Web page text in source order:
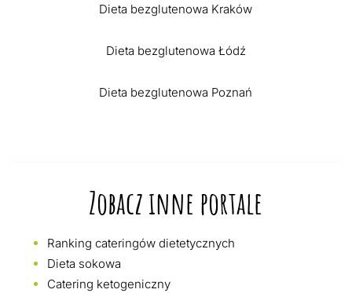
Dieta bezglutenowa Kraków
Dieta bezglutenowa Łódź
Dieta bezglutenowa Poznań
Zobacz inne portale
Ranking cateringów dietetycznych
Dieta sokowa
Catering ketogeniczny